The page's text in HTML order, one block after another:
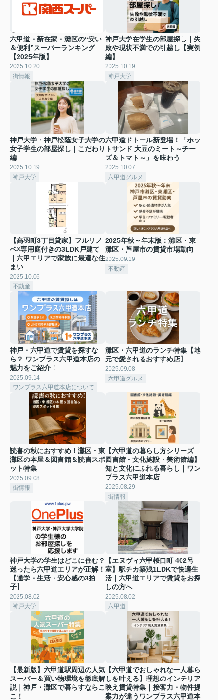
六甲道・新在家・灘区の“安い
＆便利”スーパーランキング
【2025年版】
2025.10.20
街情報
神戸大学在学生の部屋探し｜失
敗や現状不満での引越し【実例
編】
2025.10.19
神戸大学
神戸大学・神戸松蔭女子大学の
女子学生の部屋探し｜こだわり
編
2025.10.19
神戸大学
六甲道ドトール新登場！「ホッ
トサンド 大豆のミート～チー
ズ＆トマト～」を味わう
2025.10.07
六甲道グルメ
【高羽町3丁目貸家】フルリノ
ベ×専用庭付きの3LDK戸建て
｜六甲エリアで家族に最適な住
まい
2025.10.06
不動産
2025年秋～年末版：灘区・東
灘区・芦屋市の賃貸市場動向
2025.09.19
不動産
神戸・六甲道で賃貸を探すな
ら？ ワンプラス六甲道本店の
魅力をご紹介！
2025.09.14
ワンプラス六甲道本店について
灘区・六甲道のランチ特集【地
元で愛されるおすすめ店】
2025.09.08
六甲道グルメ
読書の秋におすすめ！灘区・東
灘区の本屋＆図書館＆読書スポ
ット特集
2025.09.08
街情報
【六甲道の暮らし方シリーズ
図書館・文化施設・美術館編】
知と文化にふれる暮らし｜ワン
プラス六甲道本店
2025.08.29
街情報
神戸大学の学生はどこに住む？
迷ったら六甲道エリアが正解！
【通学・生活・安心感の3拍
子】
2025.08.02
神戸大学
【エヌヴィ六甲桜口町 402号
室】駅チカ築浅1LDKで快適生
活｜六甲道エリアで賃貸をお探
しの方へ
2025.08.02
六甲道
【最新版】六甲道駅周辺の人気
スーパー＆買い物環境を徹底解
説｜神戸・灘区で暮らすならこ
こ！
【六甲道でおしゃれな一人暮ら
しを叶える】理想のインテリア
映え賃貸特集｜接客力・物件提
案力が違うワンプラス六甲道本